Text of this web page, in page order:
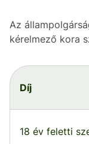
Az
kérelmező kora
Díj
18 év feletti